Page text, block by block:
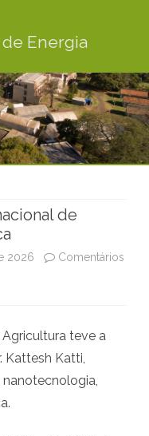
Energia
de
2026 Comentários
teve a
Kattesh Katti,
nanotecnologia,